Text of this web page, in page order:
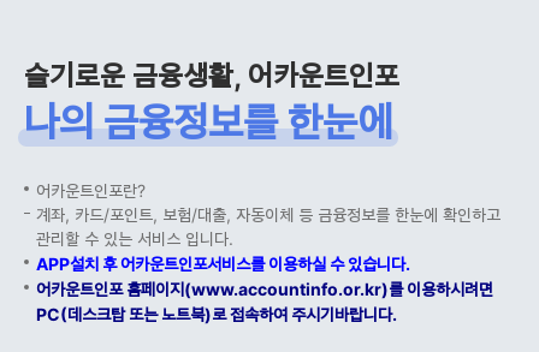
슬기로운 금융생활, 어카운트인포
나의 금융정보를 한눈에
어카운트인포란?
계좌, 카드/포인트, 보험/대출, 자동이체 등 금융정보를 한눈에 확인하고
관리할 수 있는 서비스 입니다.
APP설치 후 어카운트인포서비스를 이용하실 수 있습니다.
어카운트인포 홈페이지(www.accountinfo.or.kr)를 이용하시려면
PC(데스크탑 또는 노트북)로 접속하여 주시기바랍니다.